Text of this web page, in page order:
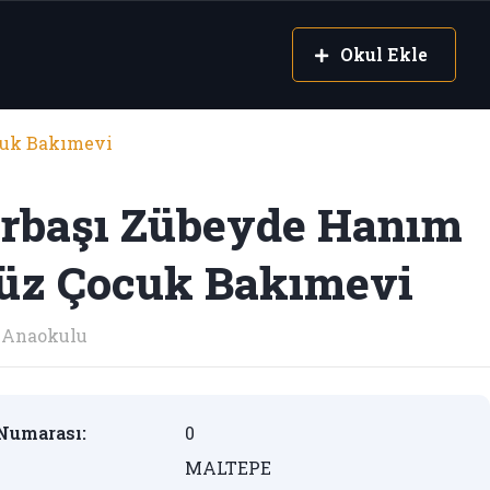
Okul Ekle
Bakımevi
Zübeyde Hanım
Çocuk Bakımevi
Anaokulu
0
MALTEPE